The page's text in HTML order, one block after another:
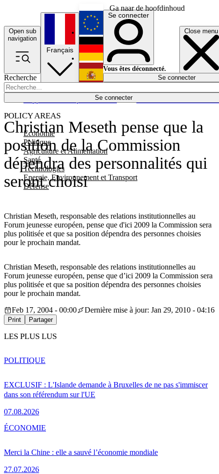
Ga naar de hoofdinhoud
Open sub
navigation
Close menu
Recherche
Se connecter
POLICY AREAS
Economie
Politique
Agriculture et Alimentation
Santé
Technologies
Energie, Environnement et Transport
Défense
Économie
Français
English
Deutsch
Español
Se connecter
Vous êtes déconnecté.
Se connecter
Christian Meseth pense que la
position de la Commission
dépendra des personnalités qui
seront choisi
Christian Meseth, responsable des relations institutionnelles au
Forum jeunesse européen, pense que d'ici 2009 la Commission sera
plus politisée et que sa position dépendra des personnes choisies
pour le prochain mandat.
Christian Meseth, responsable des relations institutionnelles au
Forum jeunesse européen, pense que d’ici 2009 la Commission sera
plus politisée et que sa position dépendra des personnes choisies
pour le prochain mandat.
Feb 17, 2004 - 00:00
Dernière mise à jour: Jan 29, 2010 - 04:16
Print Partager
LES PLUS LUS
EXCLUSIF : L'Islande demande à Bruxelles de ne pas s'immiscer
dans son référendum sur l'UE
07.08.2026
POLITIQUE
Merci la Chine : elle a sauvé l’économie mondiale
27.07.2026
ÉCONOMIE